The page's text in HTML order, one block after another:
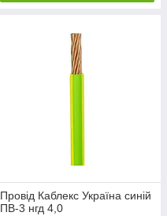
Провід Каблекс Україна синій
ПВ-3 нгд 4,0